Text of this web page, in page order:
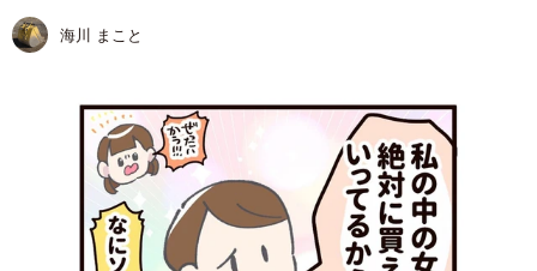
海川 まこと